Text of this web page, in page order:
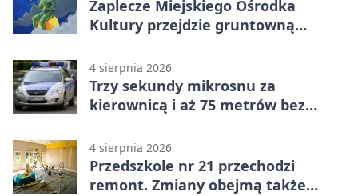
Zaplecze Miejskiego Ośrodka
Kultury przejdzie gruntowną
4 sierpnia 2026
Trzy sekundy mikrosnu za
kierownicą i aż 75 metrów bez
4 sierpnia 2026
Przedszkole nr 21 przechodzi
remont. Zmiany obejmą także